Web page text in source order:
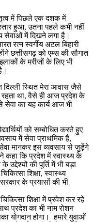
में पिछले एक दशक में
हुआ, उतना पहले कभी नहीं
सेवाओं में दिखने लगा है।
रत्न स्वर्गीय अटल बिहारी
छत्तीसगढ़ को एम्स की सौगात
के मरीजों के लिए भी
दिल्ली स्थित मेरा आवास जैसे
रहता था, वैसे ही आज प्रदेश के
सेवा का यह कार्य आज भी
को सम्बोधित करते हुए
में सेवा प्राथमिक है,
मानकर इस व्यवसाय से जुड़ेंगे
कहा कि प्रदेश में स्वास्थ्य के
की पूर्ति में भी बड़ा
शिक्षा, स्वास्थ्य
के प्रयासों की भी
शिक्षा में प्रवेश कर रहे
प्रदेश का भी नाम रोशन
योगदान होगा। हमारे युवाओं